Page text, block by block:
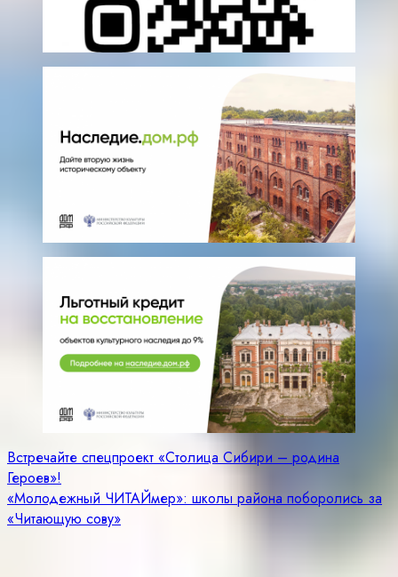
Навигация
по
записям
Встречайте спецпроект «Столица Сибири – родина
Героев»!
«Молодежный ЧИТАЙмер»: школы района поборолись за
«Читающую сову»